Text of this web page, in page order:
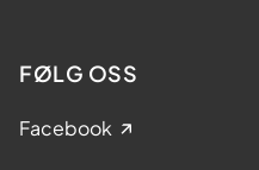
FØLG OSS
Facebook